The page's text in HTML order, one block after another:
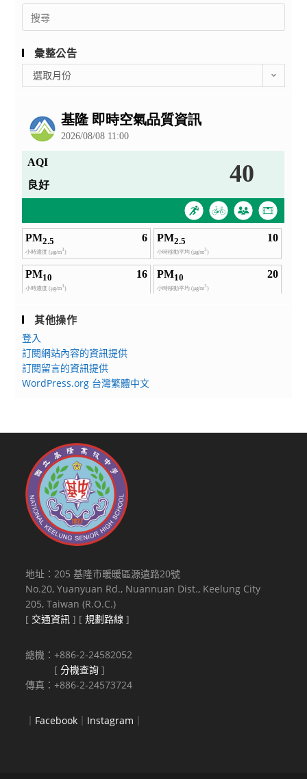
Search
for:
彙整公告
整
選取月份
其他操作
登入
訂閱網站內容的資訊提供
訂閱留言的資訊提供
WordPress.org 台灣繁體中文
地址：205 基隆市暖暖區源遠路20號
No.20, Yuanyuan Rd., Nuannuan Dist., Keelung City
205, Taiwan (R.O.C.)
[ 交通資訊 ] [規劃路線 ]
總機：+886-2-24582052
[分機查詢 ]
傳真：+886-2-24573724
｜ Facebook ｜ Instagram ｜